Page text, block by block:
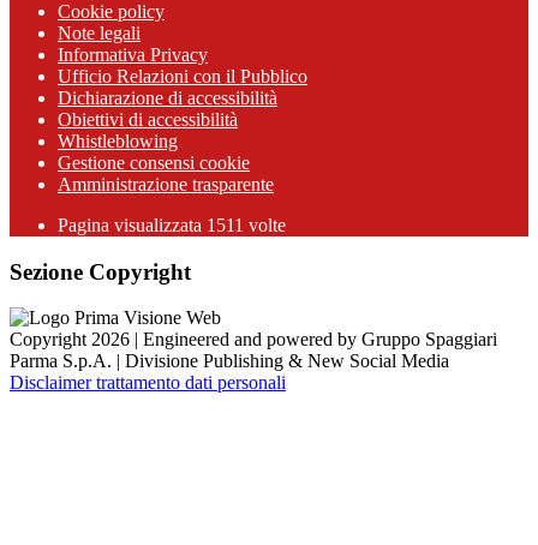
Cookie policy
Note legali
Informativa Privacy
Ufficio Relazioni con il Pubblico
Dichiarazione di accessibilità
Obiettivi di accessibilità
Whistleblowing
Gestione consensi cookie
Amministrazione trasparente
Pagina visualizzata 1511 volte
Sezione Copyright
Copyright 2026 | Engineered and powered by Gruppo Spaggiari
Parma S.p.A. | Divisione Publishing & New Social Media
Disclaimer trattamento dati personali